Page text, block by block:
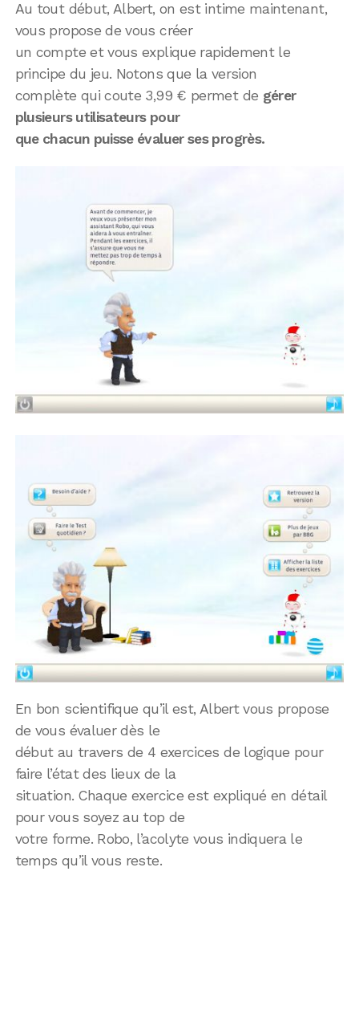
Au tout début, Albert, on est intime maintenant,
vous propose de vous créer
un compte et vous explique rapidement le
principe du jeu. Notons que la version
complète qui coute 3,99 € permet de gérer
plusieurs utilisateurs pour
que chacun puisse évaluer ses progrès.
En bon scientifique qu’il est, Albert vous propose
de vous évaluer dès le
début au travers de 4 exercices de logique pour
faire l’état des lieux de la
situation. Chaque exercice est expliqué en détail
pour vous soyez au top de
votre forme. Robo, l’acolyte vous indiquera le
temps qu’il vous reste.